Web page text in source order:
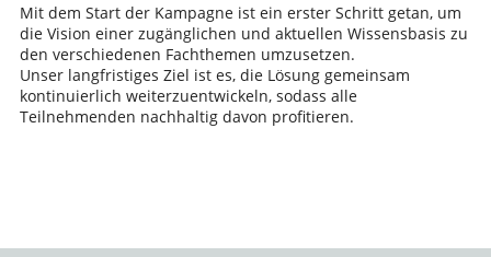
Mit dem Start der Kampagne ist ein erster Schritt getan, um
die Vision einer zugänglichen und aktuellen Wissensbasis zu
den verschiedenen Fachthemen umzusetzen.
Unser langfristiges Ziel ist es, die Lösung gemeinsam
kontinuierlich weiterzuentwickeln, sodass alle
Teilnehmenden nachhaltig davon profitieren.